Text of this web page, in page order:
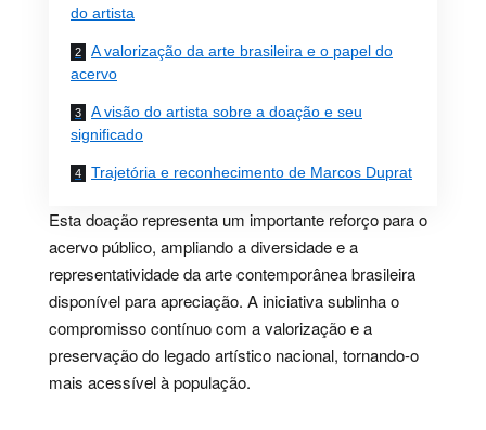
do artista
A valorização da arte brasileira e o papel do
acervo
A visão do artista sobre a doação e seu
significado
Trajetória e reconhecimento de Marcos Duprat
Esta doação representa um importante reforço para o
acervo público, ampliando a diversidade e a
representatividade da arte contemporânea brasileira
disponível para apreciação. A iniciativa sublinha o
compromisso contínuo com a valorização e a
preservação do legado artístico nacional, tornando-o
mais acessível à população.